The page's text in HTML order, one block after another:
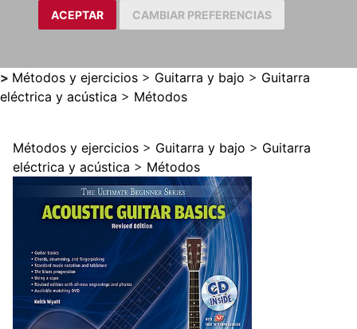
ACEPTAR CAMBIAR PREFERENCIAS
> Métodos y ejercicios > Guitarra y bajo > Guitarra
eléctrica y acústica > Métodos
Métodos y ejercicios > Guitarra y bajo > Guitarra
eléctrica y acústica > Métodos